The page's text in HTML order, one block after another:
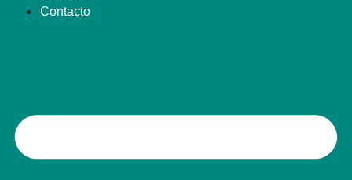
Contacto